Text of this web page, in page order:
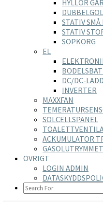
HYLLOR
STATIV SMÅ
STATIV
SOPKORG
EL
DC/DC-
INVERTER
MAXXFAN
SOLCELLSPANEL
ACKUMULATOR
GASOLUTRYMMET
ÖVRIGT
LOGIN ADMIN
SEARCH
ICON